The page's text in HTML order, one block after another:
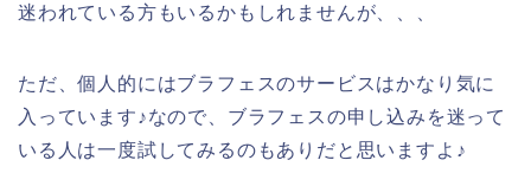
迷われている方もいるかもしれませんが、、、
ただ、個人的にはブラフェスのサービスはかなり気に
入っています♪なので、ブラフェスの申し込みを迷って
いる人は一度試してみるのもありだと思いますよ♪